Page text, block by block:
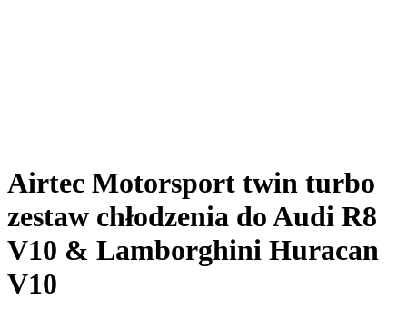
Airtec Motorsport twin turbo
zestaw chłodzenia do Audi R8
V10 & Lamborghini Huracan
V10